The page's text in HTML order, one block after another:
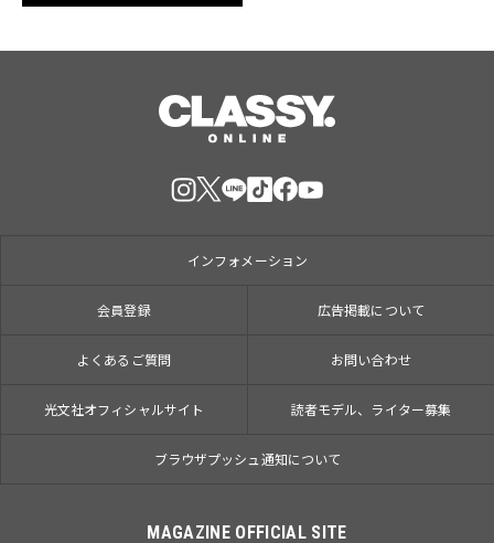
インフォメーション
会員登録 広告掲載について
よくあるご質問 お問い合わせ
光文社オフィシャルサイト 読者モデル、ライター募集
ブラウザプッシュ通知について
MAGAZINE OFFICIAL SITE